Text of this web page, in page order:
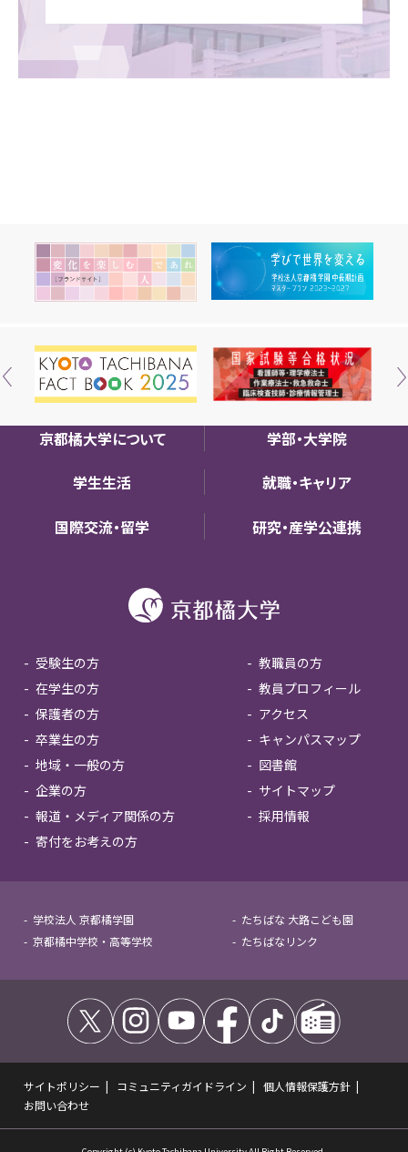
京都橘大学について 学部・大学院
学生生活 就職・キャリア
国際交流・留学 研究・産学公連携
受験生の方
在学生の方
保護者の方
卒業生の方
地域・一般の方
企業の方
報道・メディア関係の方
寄付をお考えの方
教職員の方
教員プロフィール
アクセス
キャンパスマップ
図書館
サイトマップ
採用情報
学校法人 京都橘学園
京都橘中学校・高等学校
たちばな 大路こども園
たちばなリンク
サイトポリシー コミュニティガイドライン
個人情報保護方針
お問い合わせ